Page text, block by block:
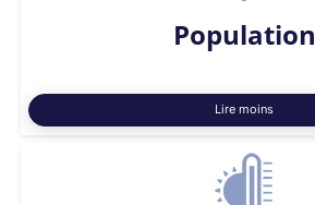
Population
Lire moins